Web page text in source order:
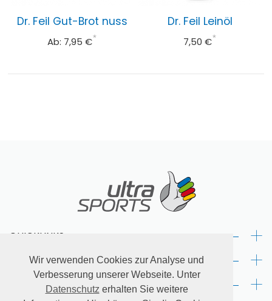
Wir verwenden Cookies zur Analyse und
Verbesserung unserer Webseite. Unter
Datenschutz erhalten Sie weitere
Pakete/Testpakete Teste günstig unsere Produkte
Dr. Feil Gut-Brot nuss
Ab: 7,95 €*
Dr. Feil Leinöl
7,50 €*
QUICKLINKS: +
RECHTLICHES: +
KONTAKT: +